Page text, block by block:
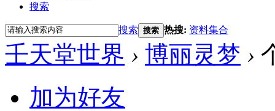
搜索
搜索 搜索 热搜: 资料集合
壬天堂世界 › 博丽灵梦 ›
加为好友